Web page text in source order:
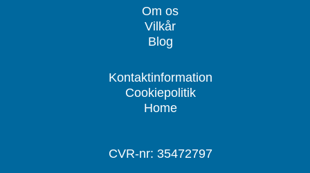
Om os
Vilkår
Blog
Kontaktinformation
Cookiepolitik
Home
CVR-nr: 35472797